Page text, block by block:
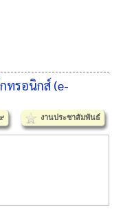
ทรอนิกส์ (e-
งานประชาสัมพันธ์